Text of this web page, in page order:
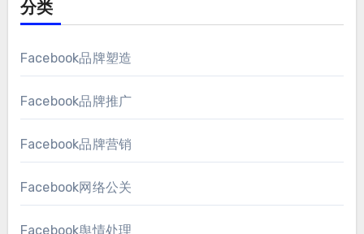
分类
Facebook品牌塑造
Facebook品牌推广
Facebook品牌营销
Facebook网络公关
Facebook舆情处理